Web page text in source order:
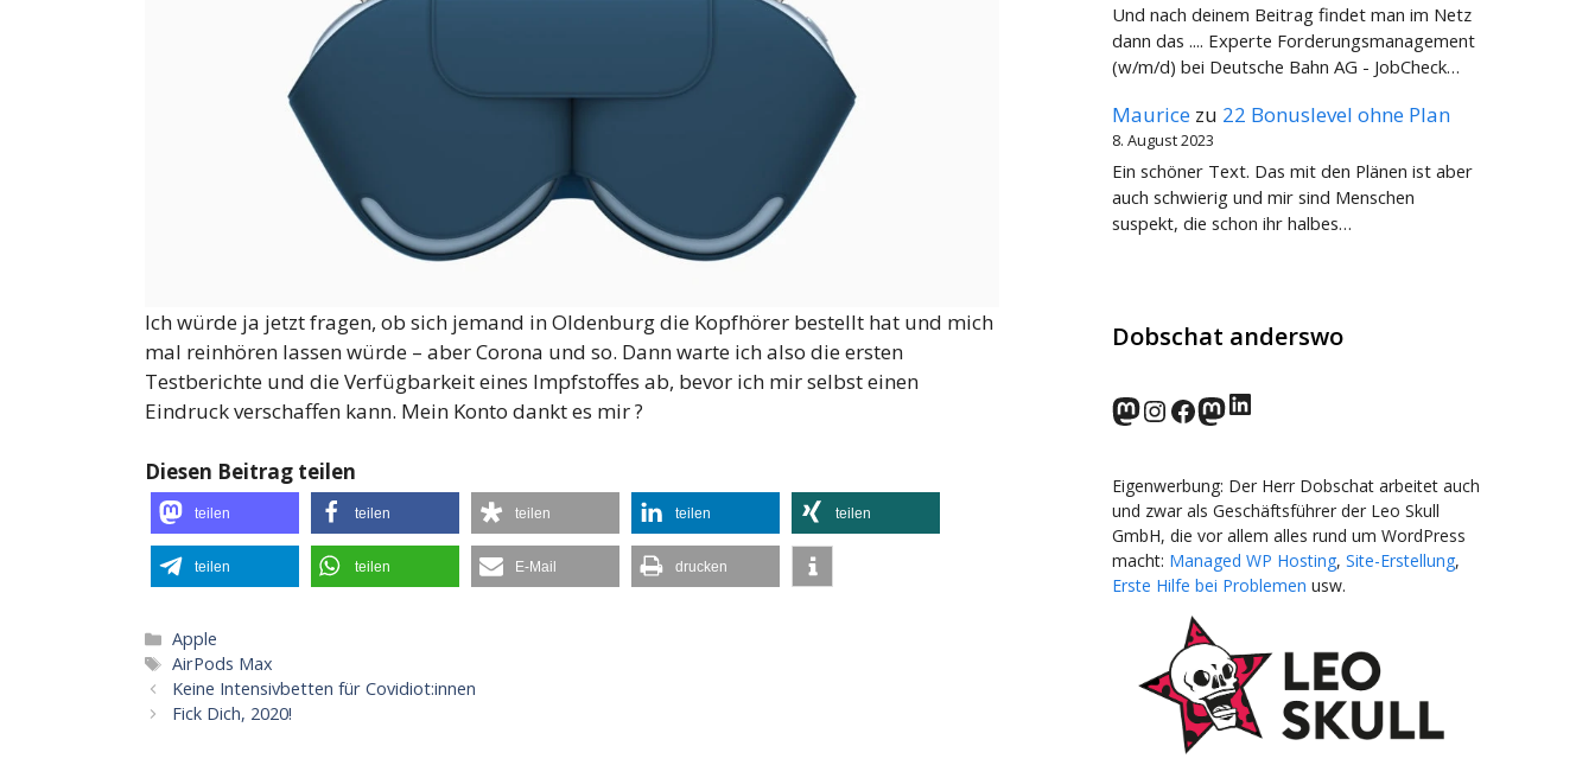
Ich würde ja jetzt fragen, ob sich jemand in Oldenburg die Kopfhörer bestellt hat und mich
mal reinhören lassen würde – aber Corona und so. Dann warte ich also die ersten
Testberichte und die Verfügbarkeit eines Impfstoffes ab, bevor ich mir selbst einen
Eindruck verschaffen kann. Mein Konto dankt es mir ?
Diesen Beitrag teilen
teilen teilen teilen teilen teilen
teilen teilen E-Mail drucken
Kategorien
Apple
Schlagwörter
AirPods Max
Keine Intensivbetten für Covidiot:innen
Fick Dich, 2020!
Und nach deinem Beitrag findet man im Netz
dann das .... Experte Forderungsmanagement
(w/m/d) bei Deutsche Bahn AG - JobCheck…
Maurice zu 22 Bonuslevel ohne Plan
8. August 2023
Ein schöner Text. Das mit den Plänen ist aber
auch schwierig und mir sind Menschen
suspekt, die schon ihr halbes…
Dobschat anderswo
norden.social
Instagram
Facebook
wp-punks.social
LinkedIn
Eigenwerbung: Der Herr Dobschat arbeitet auch
und zwar als Geschäftsführer der Leo Skull
GmbH, die vor allem alles rund um WordPress
macht: Managed WP Hosting, Site-Erstellung,
Erste Hilfe bei Problemen usw.